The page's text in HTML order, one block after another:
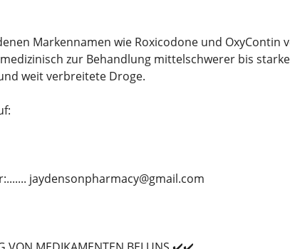
Markennamen wie Roxicodone und OxyContin
zur Behandlung mittelschwerer bis
weit verbreitete Droge.
jaydensonpharmacy@gmail.com